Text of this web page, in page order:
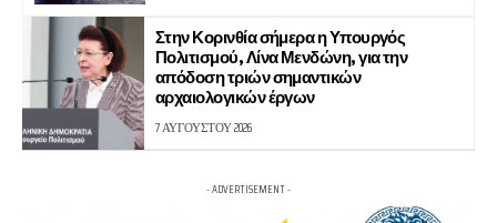
Στην Κορινθία σήμερα η Υπουργός
Πολιτισμού, Λίνα Μενδώνη, για την
απόδοση τριών σημαντικών
αρχαιολογικών έργων
7 ΑΥΓΟΎΣΤΟΥ 2026
- ADVERTISEMENT -